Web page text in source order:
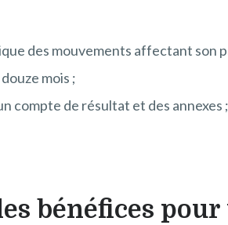
des mouvements affectant son
mois ;
compte de résultat et des annexes ;
bénéfices pour